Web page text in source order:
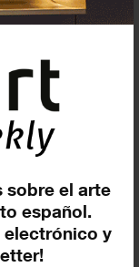
sobre el arte
español.
electrónico y
el
!